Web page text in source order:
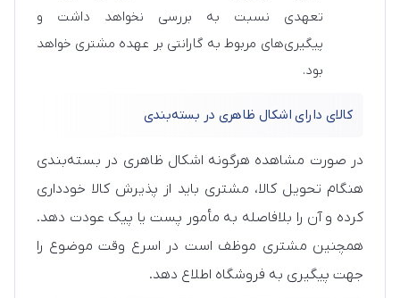
تعهدی نسبت به بررسی نخواهد داشت و
پیگیری‌های مربوط به گارانتی بر عهده مشتری خواهد
بود.
کالای دارای اشکال ظاهری در بسته‌بندی
در صورت مشاهده هرگونه اشکال ظاهری در بسته‌بندی
هنگام تحویل کالا، مشتری باید از پذیرش کالا خودداری
کرده و آن را بلافاصله به مأمور پست یا پیک عودت دهد.
همچنین مشتری موظف است در اسرع وقت موضوع را
جهت پیگیری به فروشگاه اطلاع دهد.